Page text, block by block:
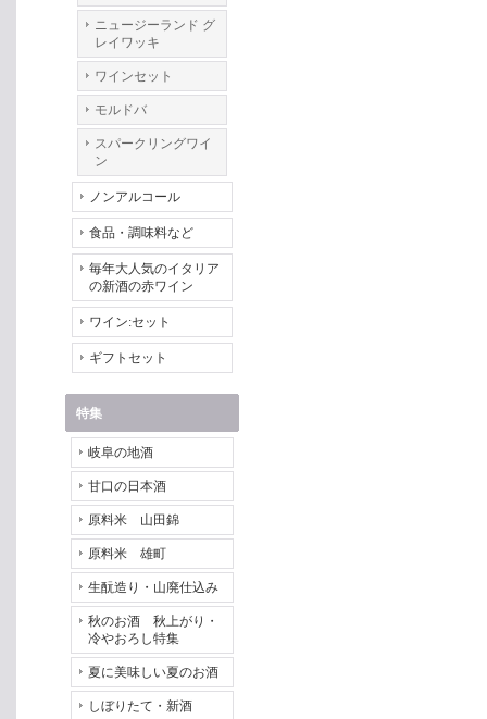
ニュージーランド グ
レイワッキ
ワインセット
モルドバ
スパークリングワイ
ン
ノンアルコール
食品・調味料など
毎年大人気のイタリア
の新酒の赤ワイン
ワイン:セット
ギフトセット
特集
岐阜の地酒
甘口の日本酒
原料米 山田錦
原料米 雄町
生酛造り・山廃仕込み
秋のお酒 秋上がり・
冷やおろし特集
夏に美味しい夏のお酒
しぼりたて・新酒